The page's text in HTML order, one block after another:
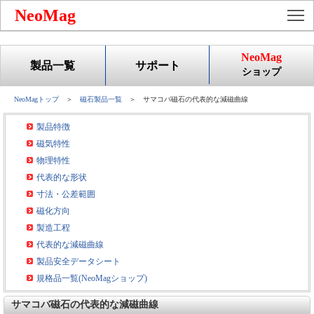
NeoMag
製品一覧 サポート
NeoMag
ショップ
NeoMagトップ＞ 磁石製品一覧 ＞ サマコバ磁石の代表的な減磁曲線
製品特徴
磁気特性
物理特性
代表的な形状
寸法・公差範囲
磁化方向
製造工程
代表的な減磁曲線
製品安全データシート
規格品一覧(NeoMagショップ)
サマコバ磁石の代表的な減磁曲線